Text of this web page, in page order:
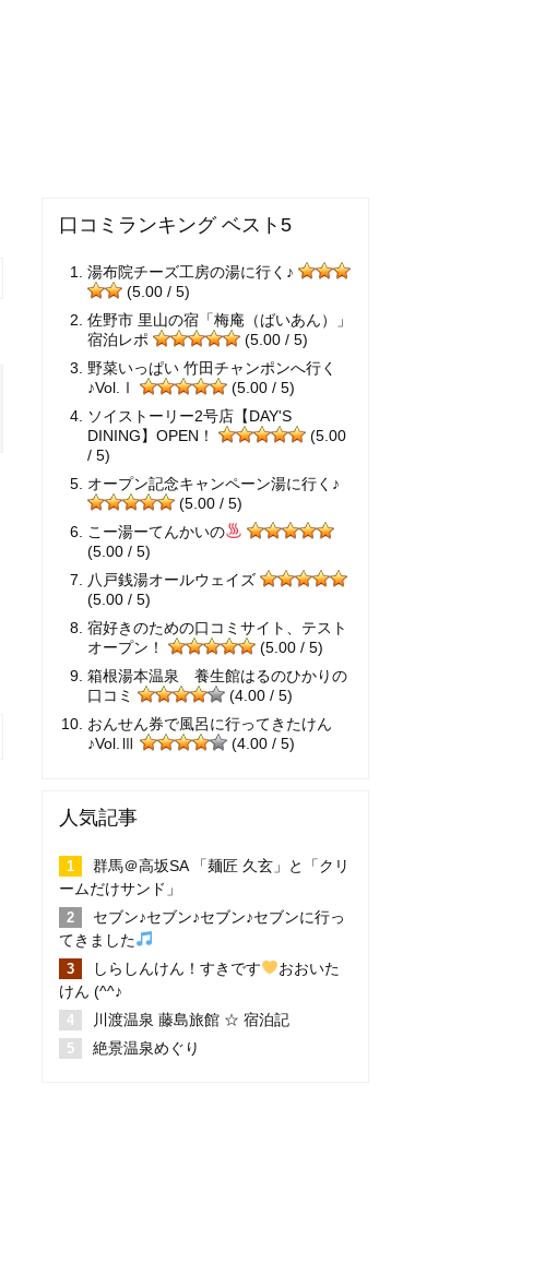
口コミランキング ベスト5
湯布院チーズ工房の湯に行く♪
(5.00 / 5)
佐野市 里山の宿「梅庵（ばいあん）」
宿泊レポ
(5.00 / 5)
野菜いっぱい 竹田チャンポンへ行く
♪Vol.Ⅰ
(5.00 / 5)
ソイストーリー2号店【DAY'S
DINING】OPEN！
(5.00
/ 5)
オープン記念キャンペーン湯に行く♪
(5.00 / 5)
こー湯ーてんかいの
(5.00 / 5)
八戸銭湯オールウェイズ
(5.00 / 5)
宿好きのための口コミサイト、テスト
オープン！
(5.00 / 5)
箱根湯本温泉 養生館はるのひかりの
口コミ
(4.00 / 5)
おんせん券で風呂に行ってきたけん
♪Vol.Ⅲ
(4.00 / 5)
人気記事
群馬＠高坂SA 「麺匠 久玄」と「クリ
ームだけサンド」
セブン♪セブン♪セブン♪セブンに行っ
てきました
しらしんけん！すきです
おおいた
けん (^^♪
川渡温泉 藤島旅館 ☆ 宿泊記
絶景温泉めぐり